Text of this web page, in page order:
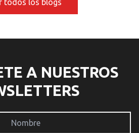
referentes y jugar con
todos los blogs
A NUESTROS